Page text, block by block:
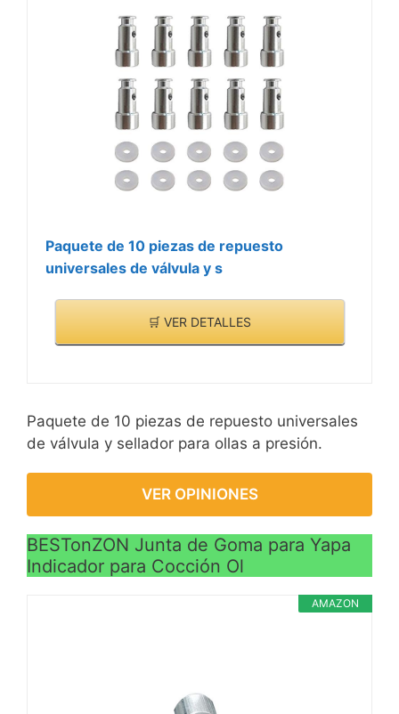
Paquete de 10 piezas de repuesto
universales de válvula y s
🛒 VER DETALLES
Paquete de 10 piezas de repuesto universales
de válvula y sellador para ollas a presión.
VER OPINIONES
BESTonZON Junta de Goma para Yapa
Indicador para Cocción Ol
AMAZON